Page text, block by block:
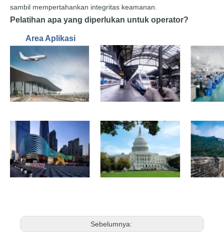
sambil mempertahankan integritas keamanan.
Pelatihan apa yang diperlukan untuk operator?
Area Aplikasi
Sebelumnya: